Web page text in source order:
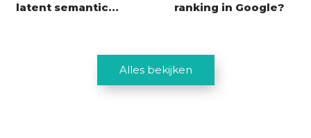
latent semantic…
ranking in Google?
Alles bekijken